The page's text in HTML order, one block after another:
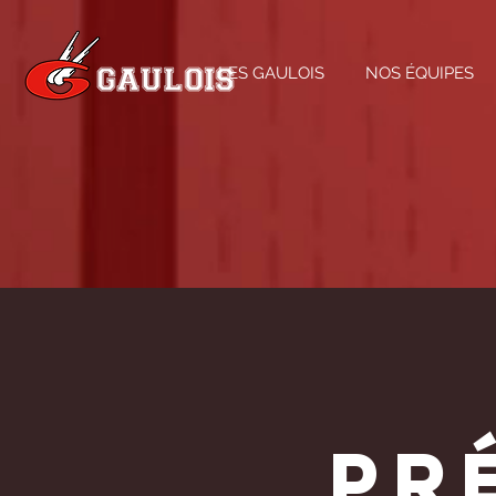
LES GAULOIS NOS ÉQUIPES